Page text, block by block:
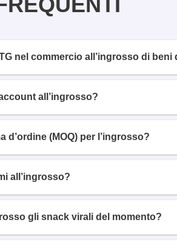
nel commercio all’ingrosso di beni
all’ingrosso?
d’ordine (MOQ) per l’ingrosso?
all’ingrosso?
gli snack virali del momento?